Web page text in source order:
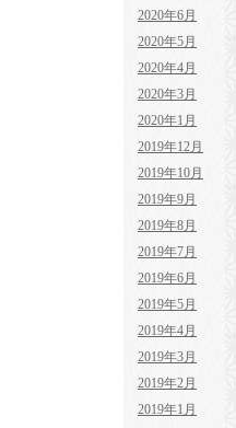
2020年6月
2020年5月
2020年4月
2020年3月
2020年1月
2019年12月
2019年10月
2019年9月
2019年8月
2019年7月
2019年6月
2019年5月
2019年4月
2019年3月
2019年2月
2019年1月